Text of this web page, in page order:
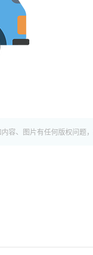
容、图片有任何版权问题，